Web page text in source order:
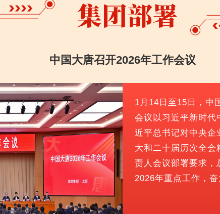
中国大唐召开2026年工作会议
1月14日至15日，中
会议以习近平新时代
近平总书记对中央企
大和二十届历次全会
责人会议部署要求，
2026年重点工作，奋